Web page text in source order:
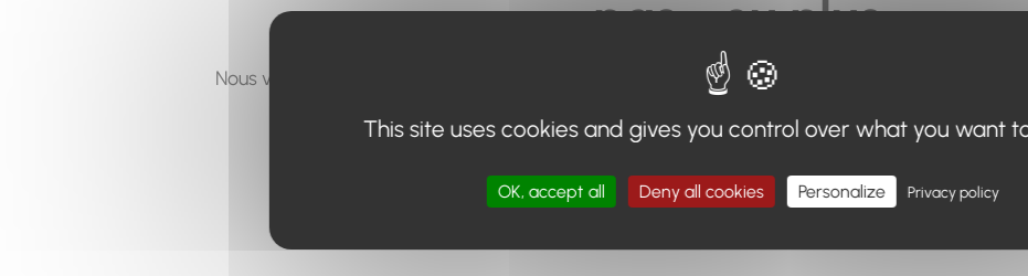
pas... ou plus.
Nous vous invitons à utiliser le moteur de recherche en haut de page, ou à utiliser le menu pour
Retour à l'accueil
This site uses cookies and gives you control over what you want
OK, accept all Deny all cookies Personalize Privacy policy